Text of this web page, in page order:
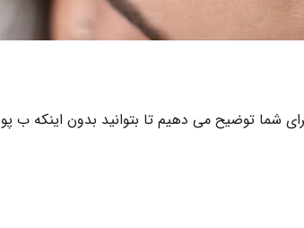
شما توضیح می دهیم تا بتوانید بدون اینکه ب